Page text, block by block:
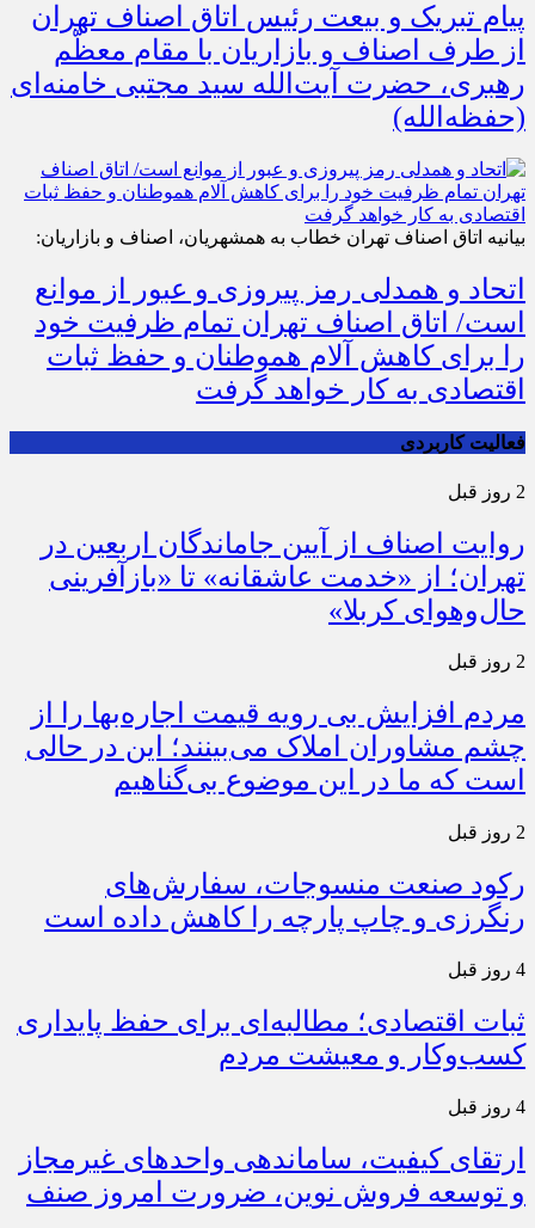
پیام تبریک و بیعت رئیس اتاق اصناف تهران
از طرف اصناف و بازاریان با مقام معظّم
رهبری، حضرت آیت‌الله سید مجتبی خامنه‌ای
(حفظه‌الله)
بیانیه اتاق اصناف تهران خطاب به همشهریان، اصناف و بازاریان:
اتحاد و همدلی رمز پیروزی و عبور از موانع
است/ اتاق اصناف تهران تمام ظرفیت خود
را برای کاهش آلام هموطنان و حفظ ثبات
اقتصادی به کار خواهد گرفت
فعالیت کاربردی
2 روز قبل
روایت اصناف از آیین جاماندگان اربعین در
تهران؛ از «خدمت عاشقانه» تا «بازآفرینی
حال‌وهوای کربلا»
2 روز قبل
مردم افزایش بی رویه قیمت اجاره‌بها را از
چشم مشاوران املاک می‌بینند؛ این در حالی
است که ما در این موضوع بی‌گناهیم
2 روز قبل
رکود صنعت منسوجات، سفارش‌های
رنگرزی و چاپ پارچه را کاهش داده است
4 روز قبل
ثبات اقتصادی؛ مطالبه‌ای برای حفظ پایداری
کسب‌وکار و معیشت مردم
4 روز قبل
ارتقای کیفیت، ساماندهی واحدهای غیرمجاز
و توسعه فروش نوین، ضرورت امروز صنف